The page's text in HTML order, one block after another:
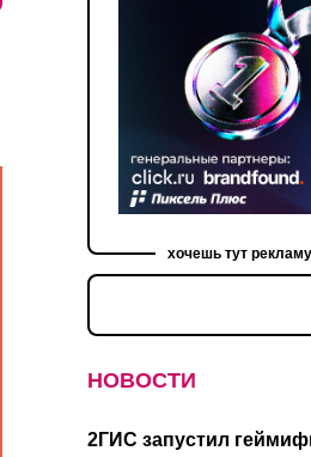
хочешь тут
НОВОСТИ
2ГИС запустил